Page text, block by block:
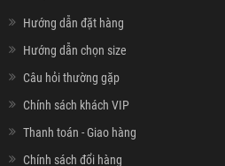
Hướng dẫn đặt hàng
Hướng dẫn chọn size
Câu hỏi thường gặp
Chính sách khách VIP
Thanh toán - Giao hàng
Chính sách đổi hàng